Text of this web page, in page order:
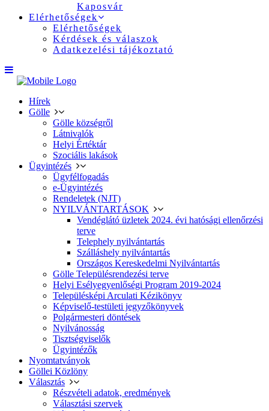
Kaposvár
Elérhetőségek
Elérhetőségek
Kérdések és válaszok
Adatkezelési tájékoztató
Hírek
Gölle
Gölle községről
Látnivalók
Helyi Értéktár
Szociális lakások
Ügyintézés
Ügyfélfogadás
e-Ügyintézés
Rendeletek (NJT)
NYILVÁNTARTÁSOK
Vendéglátó üzletek 2024. évi hatósági ellenőrzési
terve
Telephely nyilvántartás
Szálláshely nyilvántartás
Országos Kereskedelmi Nyilvántartás
Gölle Településrendezési terve
Helyi Esélyegyenlőségi Program 2019-2024
Településképi Arculati Kézikönyv
Képviselő-testületi jegyzőkönyvek
Polgármesteri döntések
Nyilvánosság
Tisztségviselők
Ügyintézők
Nyomtatványok
Göllei Közlöny
Választás
Részvételi adatok, eredmények
Választási szervek